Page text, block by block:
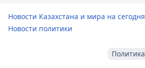
Новости Казахстана и мира на сегодня
Новости политики
Политика